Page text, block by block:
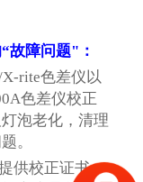
故障问题"：
X-rite色差仪以
色差仪校正
泡老化，清理
。
供校正证书。